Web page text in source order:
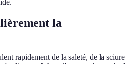
la
rapidement de la saleté, de la sciure